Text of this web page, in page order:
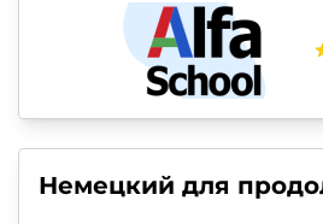
Немецкий для